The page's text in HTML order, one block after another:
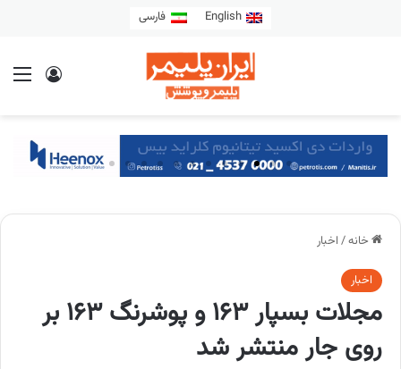
English فارسی
خانه/ اخبار
اخبار
مجلات بسپار 163 و پوشرنگ 163 بر
روی جار منتشر شد